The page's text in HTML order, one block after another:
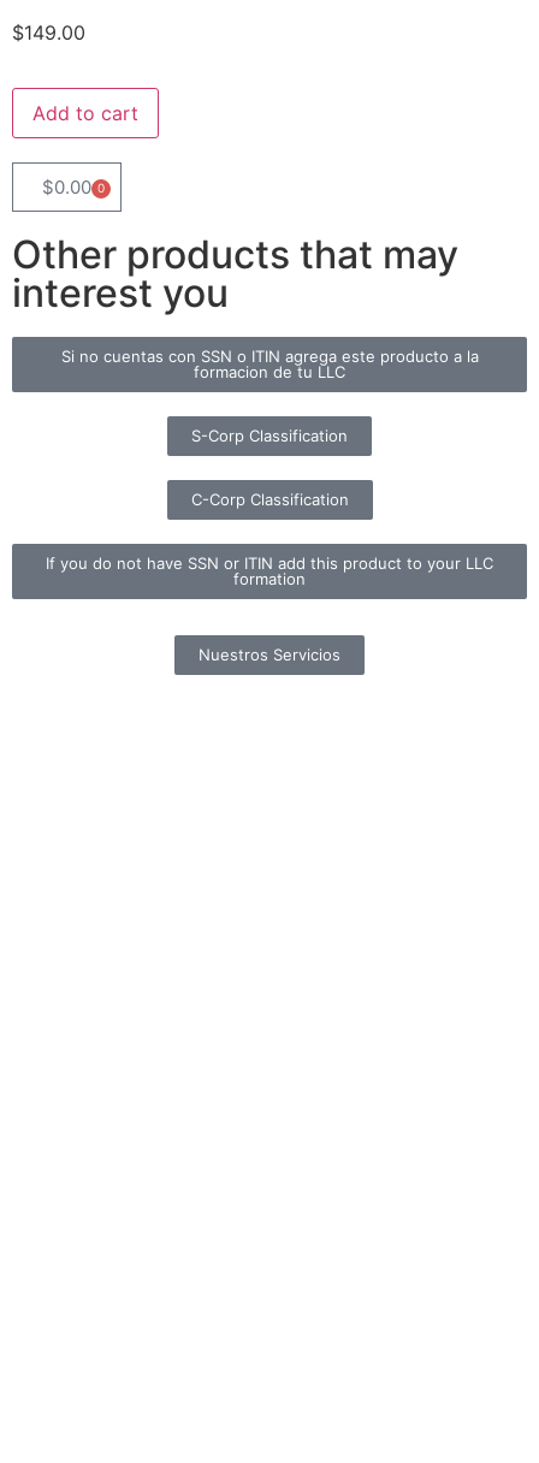
$149.00
Add to cart
$0.00 0
Other products that may
interest you
Si no cuentas con SSN o ITIN agrega este producto a la
formacion de tu LLC
S-Corp Classification
C-Corp Classification
If you do not have SSN or ITIN add this product to your LLC
formation
Nuestros Servicios